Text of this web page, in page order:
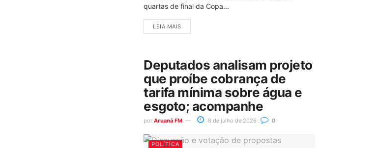
quartas de final da Copa...
LEIA MAIS
Deputados analisam projeto
que proíbe cobrança de
tarifa mínima sobre água e
esgoto; acompanhe
por Aruanã FM 8 de julho de 2026 0
POLÍTICA